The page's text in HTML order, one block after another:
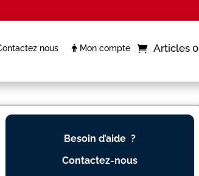
nous Mon compte Articles 0
Besoin d’aide ?
Contactez-nous